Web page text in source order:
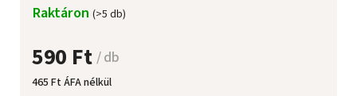
590 Ft / db
465 Ft ÁFA nélkül
Raktáron (>5 db)